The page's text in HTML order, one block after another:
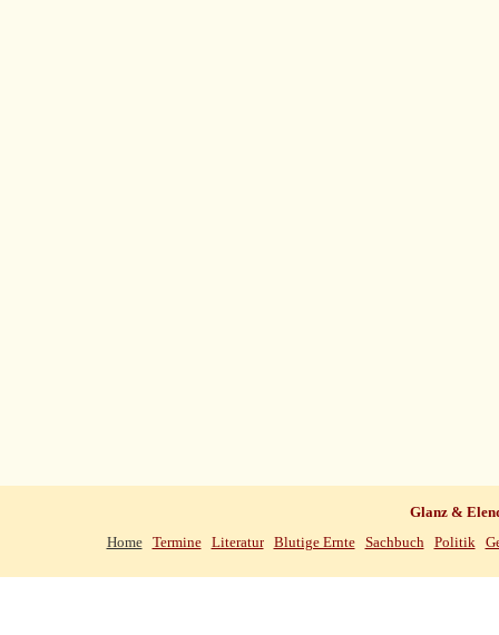
Glanz &
Home
Termine Literatur Blutige Ernte Sachbuch Politik